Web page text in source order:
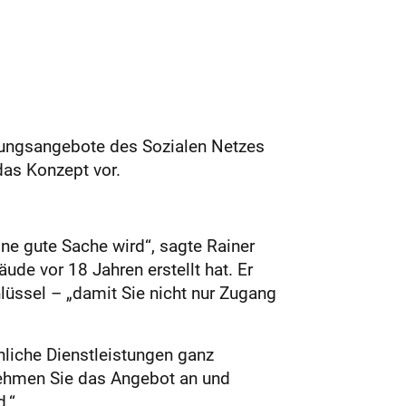
des Sozialen Netzes
Konzept vor.
gute Sache wird“, sagte Rainer
vor 18 Jahren erstellt hat. Er
– „damit Sie nicht nur Zugang
Dienstleistungen ganz
Sie das Angebot an und